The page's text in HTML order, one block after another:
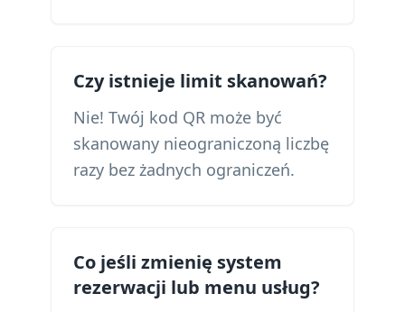
Czy istnieje limit skanowań?
Nie! Twój kod QR może być
skanowany nieograniczoną liczbę
razy bez żadnych ograniczeń.
Co jeśli zmienię system
rezerwacji lub menu usług?